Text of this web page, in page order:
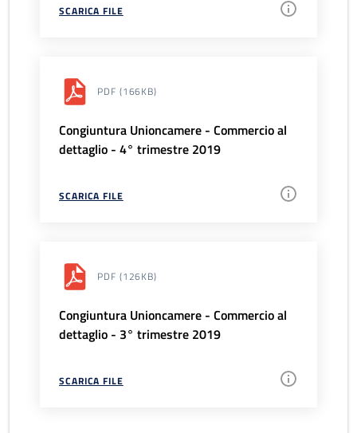
SCARICA FILE
PDF (166KB)
Congiuntura Unioncamere - Commercio al
dettaglio - 4° trimestre 2019
SCARICA FILE
PDF (126KB)
Congiuntura Unioncamere - Commercio al
dettaglio - 3° trimestre 2019
SCARICA FILE